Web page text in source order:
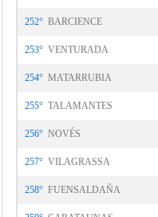
252° BARCIENCE
253° VENTURADA
254° MATARRUBIA
255° TALAMANTES
256° NOVÉS
257° VILAGRASSA
258° FUENSALDAÑA